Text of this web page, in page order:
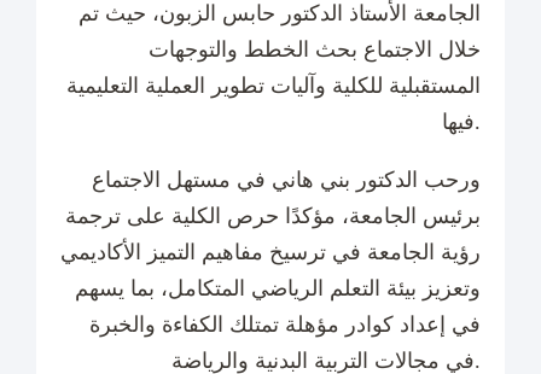
الجامعة الأستاذ الدكتور حابس الزبون، حيث تم
خلال الاجتماع بحث الخطط والتوجهات
المستقبلية للكلية وآليات تطوير العملية التعليمية
فيها.
ورحب الدكتور بني هاني في مستهل الاجتماع
برئيس الجامعة، مؤكدًا حرص الكلية على ترجمة
رؤية الجامعة في ترسيخ مفاهيم التميز الأكاديمي
وتعزيز بيئة التعلم الرياضي المتكامل، بما يسهم
في إعداد كوادر مؤهلة تمتلك الكفاءة والخبرة
في مجالات التربية البدنية والرياضة.